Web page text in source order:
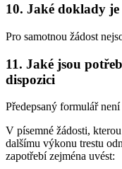
10. Jaké doklady
Pro samotnou žádost
11. Jaké jsou
dispozici
Předepsaný formulář není
V písemné žádosti,
dalšímu výkonu trestu
zapotřebí zejména uvést: